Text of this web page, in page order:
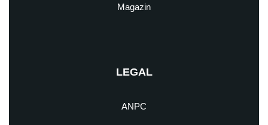
Magazin
LEGAL
ANPC